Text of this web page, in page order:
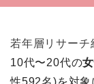
若年層リサーチ
10代〜20代の